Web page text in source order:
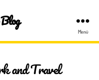
Menü
and Travel